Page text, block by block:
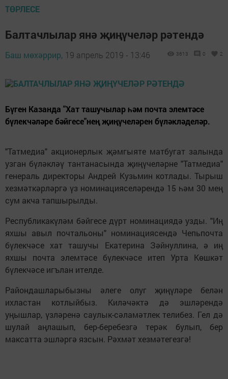
ТӨРЛЕСЕ
Балтачлылар янә җиңүчеләр рәтендә
Баш мөхәррир, 19 апрель 2019 - 13:46 3613 0 2
Бүген Казанда "Хат ташучылар һәм почта элемтәсе
бүлекчәләре бәйгесе"нең җиңүчеләрен бүләкләделәр.
"Татмедиа" акционерлык җәмгыяте матбугат залында
узган бүләкләү тантанасында җиңүчеләрне "Татмедиа"
генераль директоры Андрей Кузьмин котлады. Тырыш
хезмәткәрләргә үз номинацияселәрендә 15 һәм 30 мең
сум акча тапшырылды.
Республикакүләм бәйгесе дүрт номинациядә узды. "Иң
яхшы авыл почтальоны" номинациясендә Чепьпочта
бүлекчәсе хат ташучы Екатерина Зәйнуллина, ә иң
яхшы почта элемтәсе бүлекчәсе итеп Урта Көшкәт
бүлекчәсе игълан ителде.
Райондашларыбызны әлеге олуг җиңүләре белән
ихластан котлыйбыз. Киләчәктә дә эшләрендә
уңышлар, үзләренә саулык-сәламәтлек телибез. Гел дә
шулай аңлашып, бер-беребезгә терәк булып, бер
максатта эшләргә язсын. Рәхмәт хезмәтегезгә!